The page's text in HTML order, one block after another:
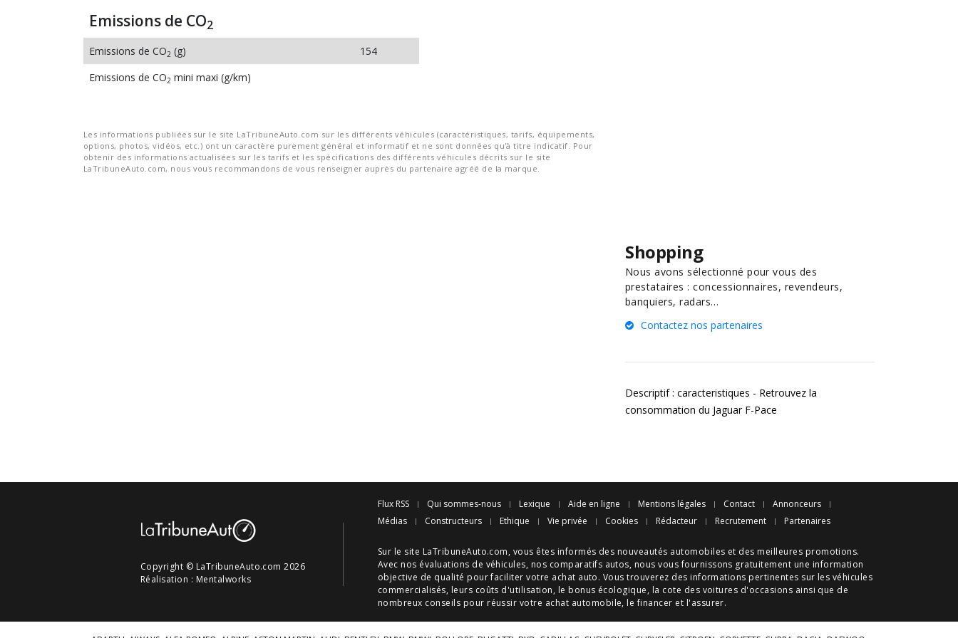
Emissions de CO2
Emissions de CO2 (g)
154
Emissions de CO2 mini maxi (g/km)
Les informations publiées sur le site LaTribuneAuto.com sur les différents véhicules (caractéristiques, tarifs, équipements,
options, photos, vidéos, etc.) ont un caractère purement général et informatif et ne sont données qu'à titre indicatif. Pour
obtenir des informations actualisées sur les tarifs et les spécifications des différents véhicules décrits sur le site
LaTribuneAuto.com, nous vous recommandons de vous renseigner auprès du partenaire agréé de la marque.
Shopping
Nous avons sélectionné pour vous des
prestataires : concessionnaires, revendeurs,
banquiers, radars…
Contactez nos partenaires
Descriptif : caracteristiques - Retrouvez la
consommation du Jaguar F-Pace
Copyright © LaTribuneAuto.com 2026
Réalisation : Mentalworks
Flux RSS Qui sommes-nous Lexique Aide en ligne Mentions légales Contact
Annonceurs
Médias
Constructeurs Ethique Vie privée Cookies Rédacteur Recrutement Partenaires
Sur le site LaTribuneAuto.com, vous êtes informés des nouveautés automobiles et des meilleures promotions.
Avec nos évaluations de véhicules, nos comparatifs autos, nous vous fournissons gratuitement une information
objective de qualité pour faciliter votre achat auto. Vous trouverez des informations pertinentes sur les véhicules
commercialisés, leurs coûts d'utilisation, le bonus écologique, la cote des voitures d'occasions ainsi que de
nombreux conseils pour réussir votre achat automobile, le financer et l'assurer.